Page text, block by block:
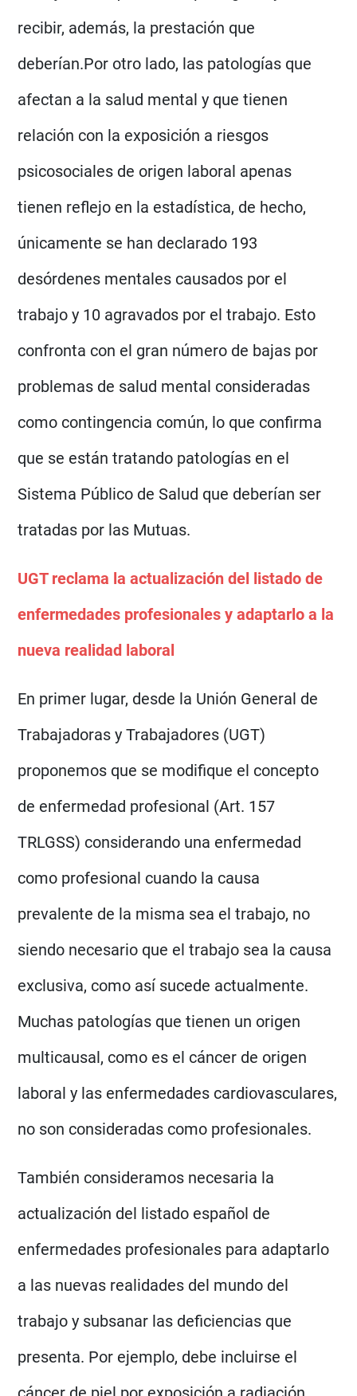
recibir, además, la prestación que
deberían.Por otro lado, las patologías que
afectan a la salud mental y que tienen
relación con la exposición a riesgos
psicosociales de origen laboral apenas
tienen reflejo en la estadística, de hecho,
únicamente se han declarado 193
desórdenes mentales causados por el
trabajo y 10 agravados por el trabajo. Esto
confronta con el gran número de bajas por
problemas de salud mental consideradas
como contingencia común, lo que confirma
que se están tratando patologías en el
Sistema Público de Salud que deberían ser
tratadas por las Mutuas.
UGT reclama la actualización del listado de
enfermedades profesionales y adaptarlo a la
nueva realidad laboral
En primer lugar, desde la Unión General de
Trabajadoras y Trabajadores (UGT)
proponemos que se modifique el concepto
de enfermedad profesional (Art. 157
TRLGSS) considerando una enfermedad
como profesional cuando la causa
prevalente de la misma sea el trabajo, no
siendo necesario que el trabajo sea la causa
exclusiva, como así sucede actualmente.
Muchas patologías que tienen un origen
multicausal, como es el cáncer de origen
laboral y las enfermedades cardiovasculares,
no son consideradas como profesionales.
También consideramos necesaria la
actualización del listado español de
enfermedades profesionales para adaptarlo
a las nuevas realidades del mundo del
trabajo y subsanar las deficiencias que
presenta. Por ejemplo, debe incluirse el